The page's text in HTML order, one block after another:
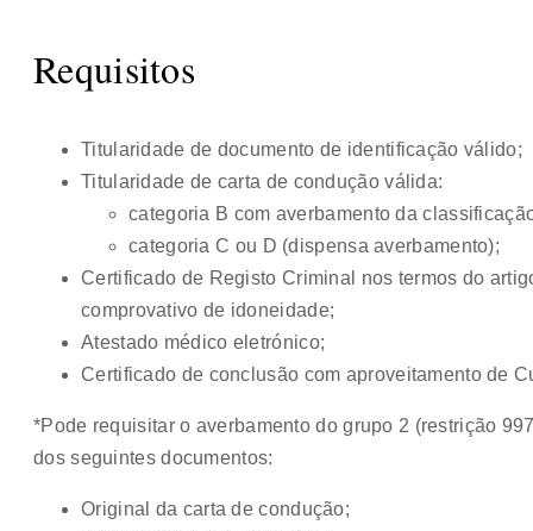
Requisitos
Titularidade de documento de identificação válido;
Titularidade de carta de condução válida:
categoria B com averbamento da
categoria C ou D (dispensa averbamento);
Certificado de Registo Criminal nos termos do
comprovativo de idoneidade;
Atestado médico eletrónico;
Certificado de conclusão com aproveitamento de
*Pode requisitar o averbamento do grupo 2 (restrição
dos seguintes documentos:
Original da carta de condução;